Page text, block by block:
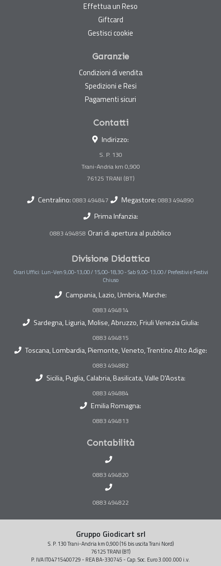
Effettua un Reso
Giftcard
Gestisci cookie
Garanzie
Condizioni di vendita
Spedizioni e Resi
Pagamenti sicuri
Contatti
Indirizzo:
S. P. 130
Trani-Andria km 0,900
Centralino: 0883 494847 Megastore: 0883 494890
Prima Infanzia:
0883 494858 Orari di apertura al pubblico
Divisione Didattica
Orari Uffici: Lun-Ven 9,00-13,00 / 15,00-18,30 - Sab 9,00-13,00 / Prefestivi e Festivi
Chiuso
Campania, Lazio, Umbria, Marche:
0883 494814
Sardegna, Liguria, Molise, Abruzzo, Friuli Venezia Giulia:
0883 494815
Toscana, Lombardia, Piemonte, Veneto, Trentino Alto Adige:
0883 494882
Sicilia, Puglia, Calabria, Basilicata, Valle D'Aosta:
0883 494884
Emilia Romagna:
0883 494813
Contabilità
0883 494820
0883 494822
Gruppo Giodicart srl
S. P. 130 Trani-Andria km 0,900 (16 bis uscita Trani Nord)
76125 TRANI (BT)
P. IVA IT04715400729 - REA BA-330745 - Cap. Soc. Euro 3.000.000 i.v.